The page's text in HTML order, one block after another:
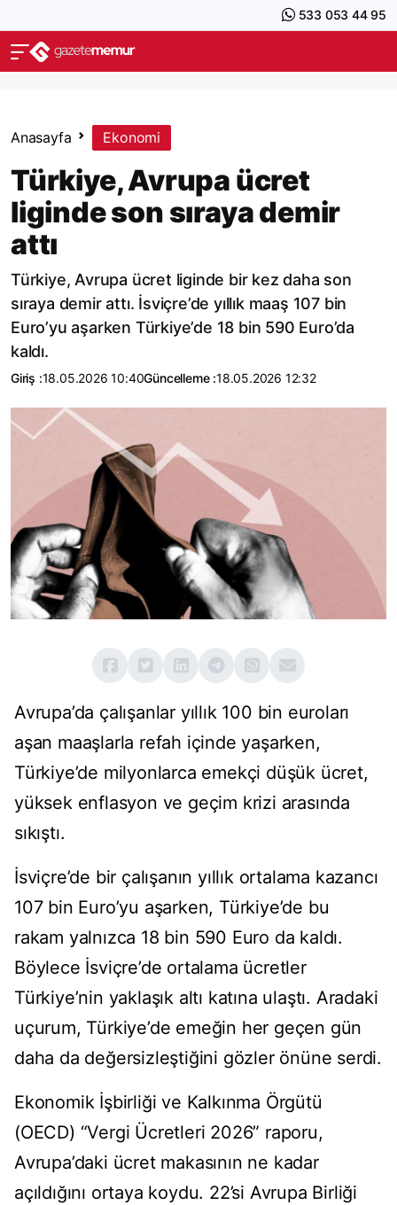
533 053 44 95
Anasayfa Ekonomi
Türkiye, Avrupa ücret
liginde son sıraya demir
attı
Türkiye, Avrupa ücret liginde bir kez daha son
sıraya demir attı. İsviçre’de yıllık maaş 107 bin
Euro’yu aşarken Türkiye’de 18 bin 590 Euro’da
kaldı.
Giriş :18.05.2026 10:40Güncelleme :18.05.2026 12:32
Avrupa’da çalışanlar yıllık 100 bin euroları
aşan maaşlarla refah içinde yaşarken,
Türkiye’de milyonlarca emekçi düşük ücret,
yüksek enflasyon ve geçim krizi arasında
sıkıştı.
İsviçre’de bir çalışanın yıllık ortalama kazancı
107 bin Euro’yu aşarken, Türkiye’de bu
rakam yalnızca 18 bin 590 Euro da kaldı.
Böylece İsviçre’de ortalama ücretler
Türkiye’nin yaklaşık altı katına ulaştı. Aradaki
uçurum, Türkiye’de emeğin her geçen gün
daha da değersizleştiğini gözler önüne serdi.
Ekonomik İşbirliği ve Kalkınma Örgütü
(OECD) “Vergi Ücretleri 2026” raporu,
Avrupa’daki ücret makasının ne kadar
açıldığını ortaya koydu. 22’si Avrupa Birliği